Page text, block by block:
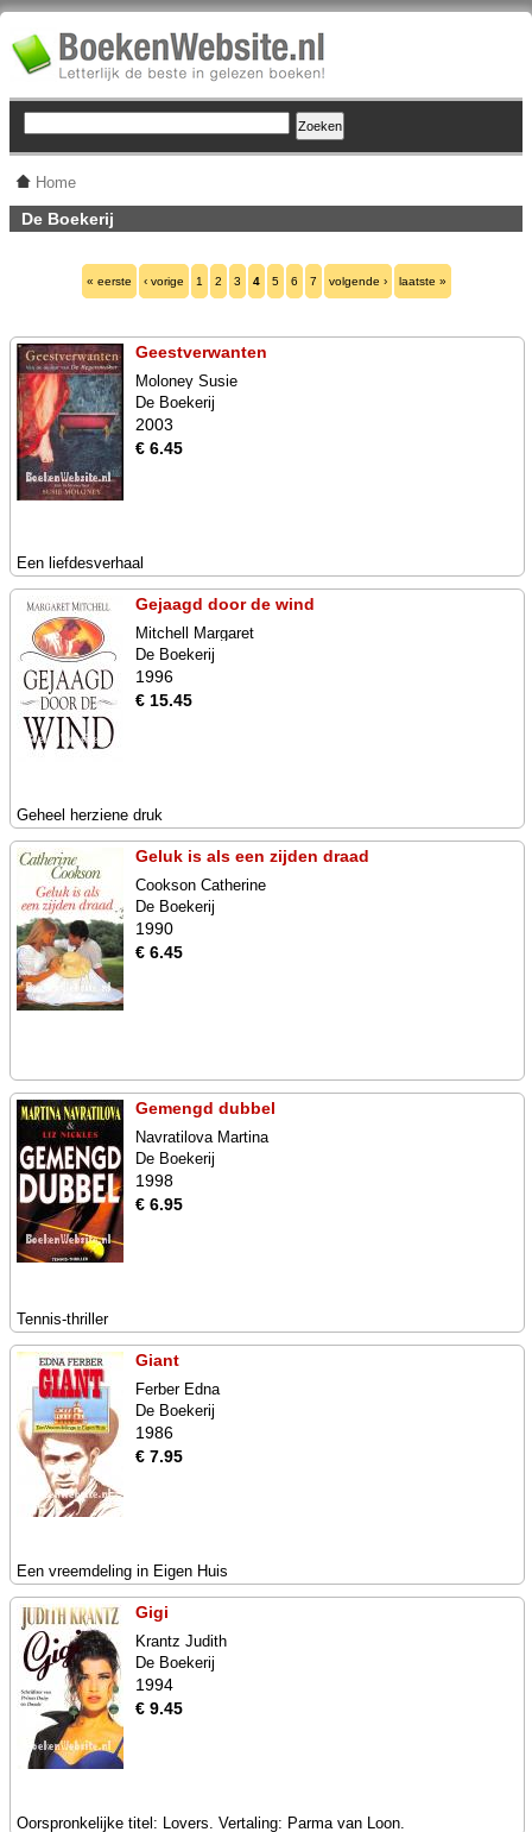
Home
De Boekerij
« eerste ‹ vorige 1 2 3 4 5 6 7 volgende › laatste »
Geestverwanten
Moloney Susie
De Boekerij
2003
€ 6.45
Een liefdesverhaal
Gejaagd door de wind
Mitchell Margaret
De Boekerij
1996
€ 15.45
Geheel herziene druk
Geluk is als een zijden draad
Cookson Catherine
De Boekerij
1990
€ 6.45
Gemengd dubbel
Navratilova Martina
De Boekerij
1998
€ 6.95
Tennis-thriller
Giant
Ferber Edna
De Boekerij
1986
€ 7.95
Een vreemdeling in Eigen Huis
Gigi
Krantz Judith
De Boekerij
1994
€ 9.45
Oorspronkelijke titel: Lovers. Vertaling: Parma van Loon.